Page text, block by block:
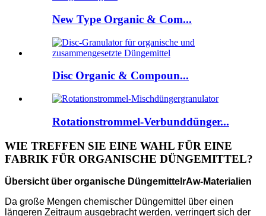
New Type Organic & Com...
Disc Organic & Compoun...
Rotationstrommel-Verbunddünger...
WIE TREFFEN SIE EINE WAHL FÜR EINE
FABRIK FÜR ORGANISCHE DÜNGEMITTEL?
Übersicht über organische Düngemittel rAw-Materialien
Da große Mengen chemischer Düngemittel über einen
längeren Zeitraum ausgebracht werden, verringert sich der